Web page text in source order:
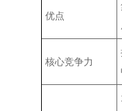
优点
核心竞争力